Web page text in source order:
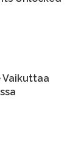
Vaikuttaa